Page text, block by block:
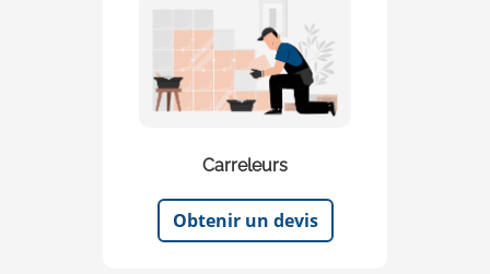
Carreleurs
Obtenir un devis